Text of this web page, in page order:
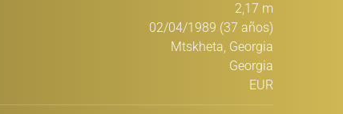
2,17 m
02/04/1989 (37 años)
Mtskheta, Georgia
Georgia
EUR